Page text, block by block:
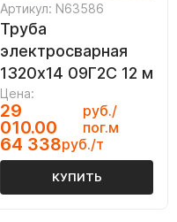
Артикул: N63586
Труба
электросварная
1320х14 09Г2С 12 м
Цена:
29
010.00
руб./
пог.м
64 338руб./т
КУПИТЬ